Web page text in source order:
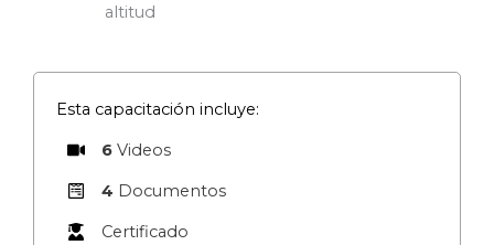
altitud
Esta capacitación incluye:
6 Videos
4 Documentos
Certificado